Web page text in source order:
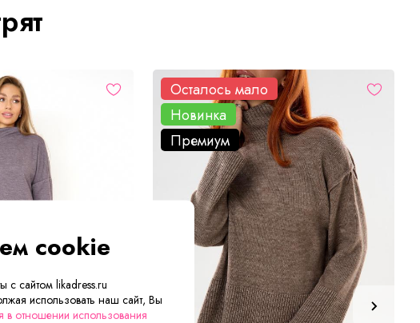
Осталось мало
Новинка
Премиум
cookie
с сайтом likadress.ru
использовать наш сайт, Вы
в отношении использования